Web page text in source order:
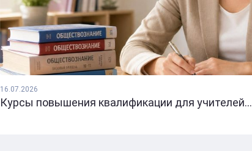
16.07.2026
Курсы повышения квалификации для учителей...